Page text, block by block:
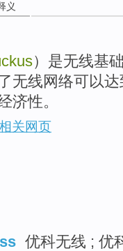
义
）是无线基
无线网络可以
济性。
关网页
优科无线 ; 优